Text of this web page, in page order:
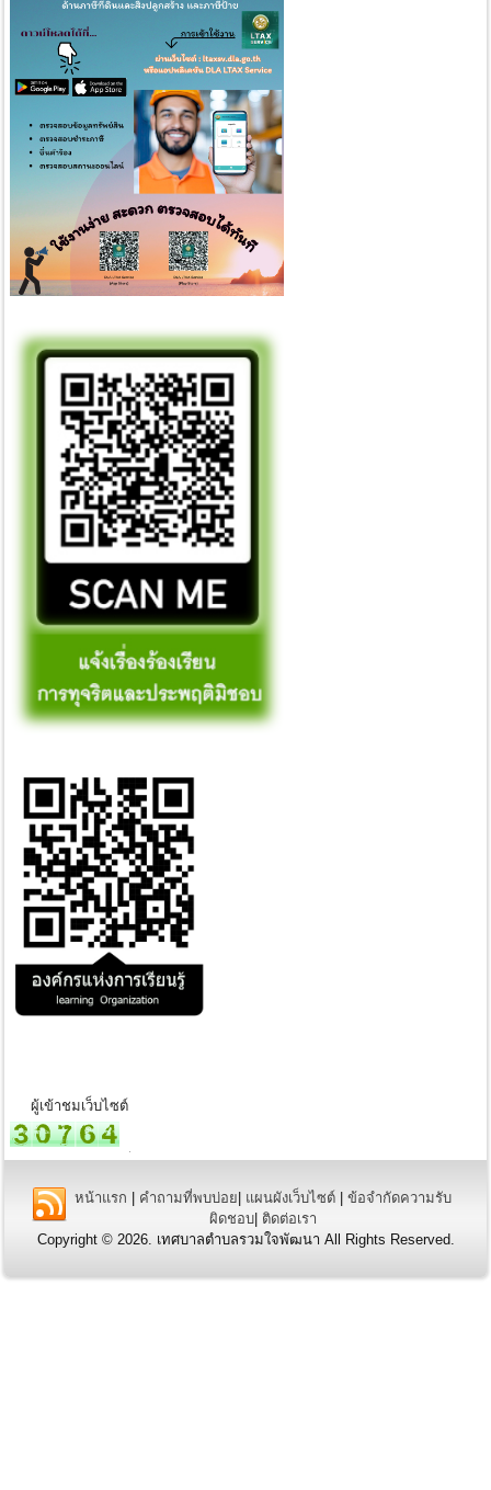
ผู้เข้าชมเว็บไซต์
หน้าแรก คำถามที่พบบ่อย แผนผังเว็บไซต์
ข้อจำกัดความรับ
ผิดชอบ ติดต่อเรา
Copyright © 2026. เทศบาลตำบลรวมใจพัฒนา All Rights Reserved.